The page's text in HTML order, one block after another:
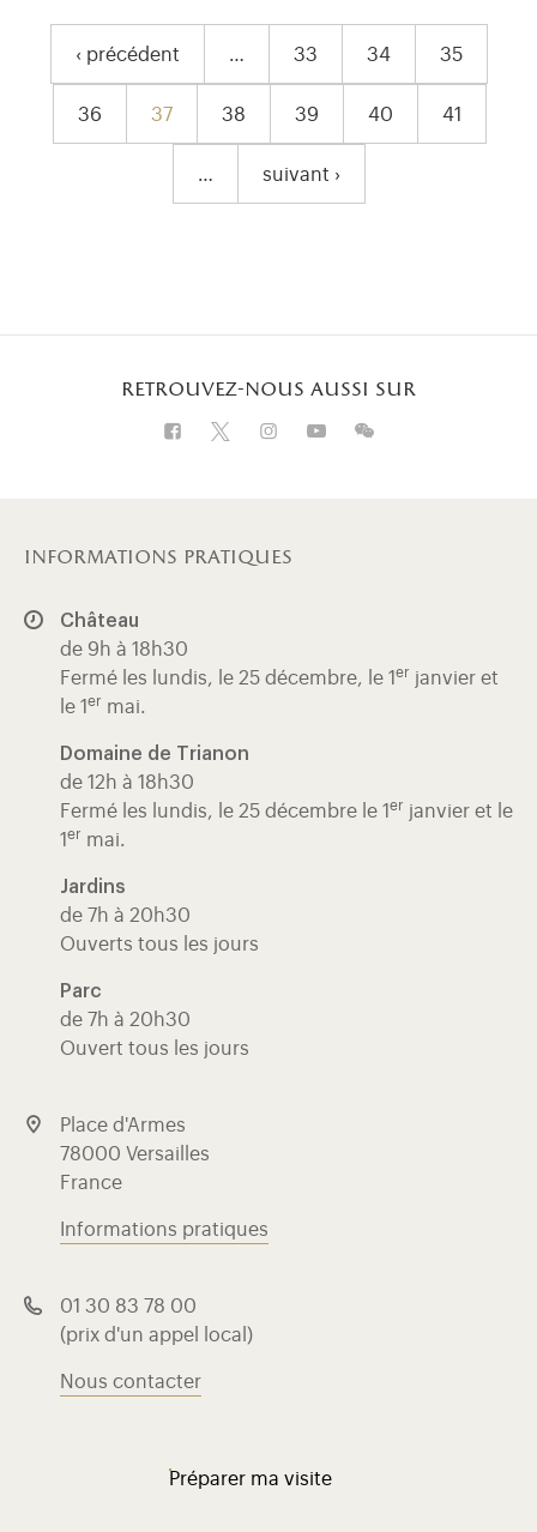
Page précédente
‹ précédent … 33 34 35
36 Page courante
37 38 39 40 41
… Page suivante
suivant ›
retrouvez-nous aussi sur
Visitez notre Facebook (ouverture dans
Visitez notre X (ouverture dans un
Visitez notre Instagram
Visitez notre WeChat
Visitez notre
informations pratiques
Château
de 9h à 18h30
Fermé les lundis, le 25 décembre, le 1 er janvier et
le 1 er mai.
Domaine de Trianon
de 12h à 18h30
Fermé les lundis, le 25 décembre le 1 er janvier et le
1 er mai.
Jardins
de 7h à 20h30
Ouverts tous les jours
Parc
de 7h à 20h30
Ouvert tous les jours
Place d'Armes
78000 Versailles
France
Informations pratiques
01 30 83 78 00
(prix d'un appel local)
Nous contacter
Préparer ma visite